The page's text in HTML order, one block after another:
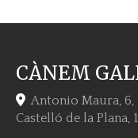
CÀNEM
Antonio Maura, 6,
Castelló de la Plana,